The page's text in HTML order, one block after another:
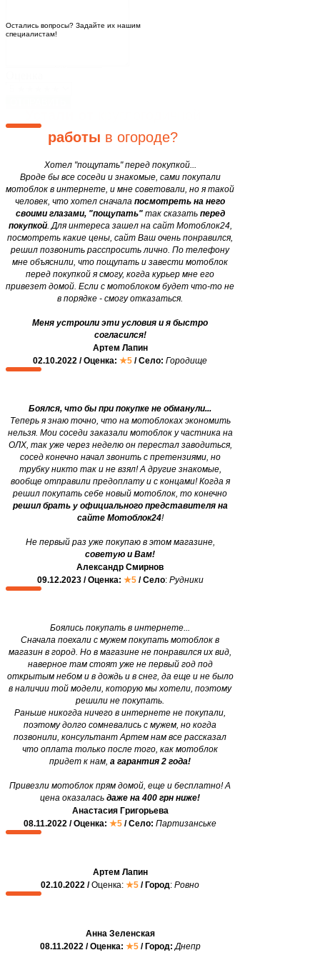
Хотел "пощупать" перед покупкой...
Вроде бы все соседи и знакомые, сами покупали
мотоблок в интернете, и мне советовали, но я такой
человек, что хотел сначала посмотреть на него
своими глазами, "пощупать"так сказать перед
покупкой. Для интереса зашел на сайт Мотоблок24,
посмотреть какие цены, сайт Ваш очень понравился,
решил позвонить расспросить лично. По телефону
мне объяснили, что пощупать и завести мотоблок
перед покупкой я смогу, когда курьер мне его
привезет домой. Если с мотоблоком будет что-то не
в порядке - смогу отказаться.
Меня устроили эти условия и я быстро
согласился!
Артем Лапин
02.10.2022 / Оценка: ★5 / Село: Городище
Боялся, что бы при покупке не обманули...
Теперь я знаю точно, что на мотоблоках экономить
нельзя. Мои соседи заказали мотоблок у частника на
ОЛХ, так уже через неделю он перестал заводиться,
сосед конечно начал звонить с претензиями, но
трубку никто так и не взял! А другие знакомые,
вообще отправили предоплату и с концами! Когда я
решил покупать себе новый мотоблок, то конечно
решил брать у официального представителя на
сайте Мотоблок24!
Не первый раз уже покупаю в этом магазине,
советую и Вам!
Александр Смирнов
09.12.2023 / Оценка: ★5 / Село: Рудники
Боялись покупать в интернете...
Сначала поехали с мужем покупать мотоблок в
магазин в город. Но в магазине не понравился их вид,
наверное там стоят уже не первый год под
открытым небом и в дождь и в снег, да еще и не было
в наличии той модели, которую мы хотели, поэтому
решили не покупать.
Раньше никогда ничего в интернете не покупали,
поэтому долго сомневались с мужем, но когда
позвонили, консультант Артем нам все рассказал
что оплата только после того, как мотоблок
придет к нам, а гарантия 2 года!
Привезли мотоблок прям домой, еще и бесплатно! А
цена оказалась даже на 400 грн ниже!
Анастасия Григорьева
08.11.2022 / Оценка: ★5 / Село: Партизанське
Артем Лапин
02.10.2022 /Оценка: ★5 / Город: Ровно
Анна Зеленская
08.11.2022 / Оценка: ★5 / Город: Днепр
работы в огороде?
Остались вопросы? Задайте их нашим
специалистам!